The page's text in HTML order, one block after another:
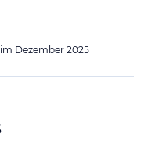
die Rezeption
noch sehr…
Dezember 2025